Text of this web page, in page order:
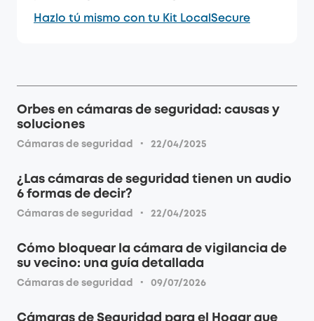
Hazlo tú mismo con tu Kit LocalSecure
Orbes en cámaras de seguridad: causas y
soluciones
Cámaras de seguridad · 22/04/2025
¿Las cámaras de seguridad tienen un audio
6 formas de decir?
Cámaras de seguridad · 22/04/2025
Cómo bloquear la cámara de vigilancia de
su vecino: una guía detallada
Cámaras de seguridad · 09/07/2026
Cámaras de Seguridad para el Hogar que